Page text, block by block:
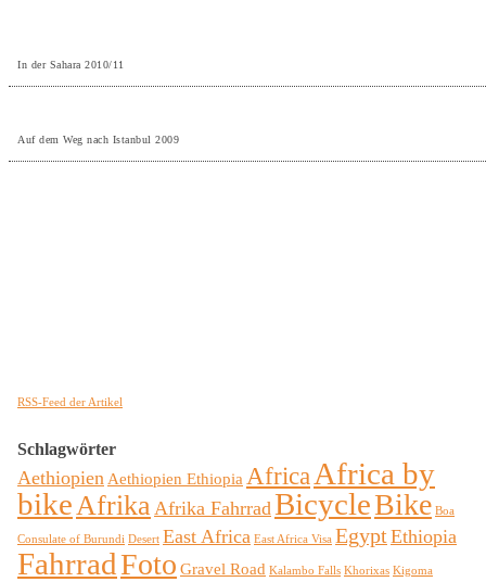
In der Sahara 2010/11
Auf dem Weg nach Istanbul 2009
RSS-Feed der Artikel
Schlagwörter
Aethiopien Aethiopien Ethiopia Africa Africa by
bikeAfrika Afrika FahrradBicycleBike Boa
Consulate of Burundi Desert East Africa East Africa Visa Egypt Ethiopia
FahrradFoto Gravel Road Kalambo Falls Khorixas Kigoma